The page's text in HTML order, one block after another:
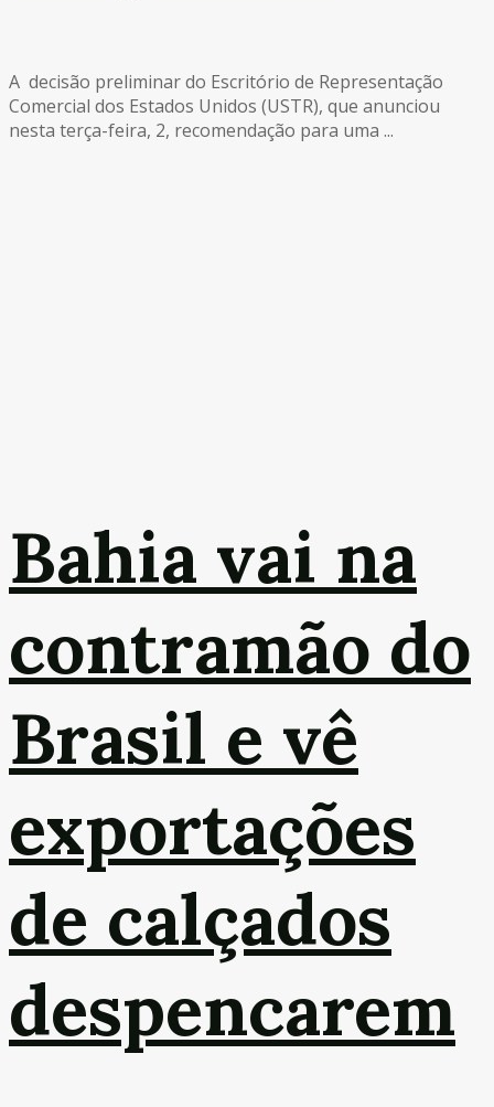
A decisão preliminar do Escritório de Representação
Comercial dos Estados Unidos (USTR), que anunciou
nesta terça-feira, 2, recomendação para uma ...
Bahia vai na
contramão do
Brasil e vê
exportações
de calçados
despencarem